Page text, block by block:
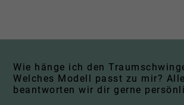
Wie hänge ich den
Welches Modell passt zu mir?
beantworten wir dir gerne